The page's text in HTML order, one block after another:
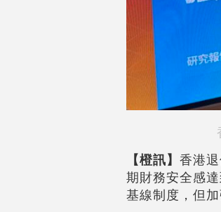
【橙訊】 香港
期財務安全感
基線制度，但